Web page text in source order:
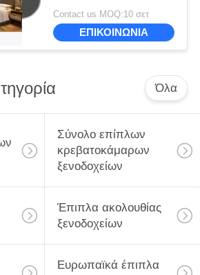
ανθεκτικά και φιλικά
προς το περιβάλλον
υλικά
Contact us MOQ:10 σετ
ΕΠΙΚΟΙΝΩΝΙΑ
Όλα
Σύνολο επίπλων
κρεβατοκάμαρων
ξενοδοχείων
Έπιπλα ακολουθίας
ξενοδοχείων
Ευρωπαϊκά έπιπλα